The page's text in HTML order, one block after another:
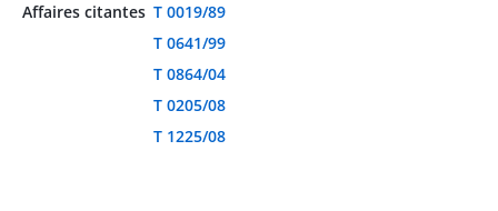
Affaires citantes T 0019/89
T 0641/99
T 0864/04
T 0205/08
T 1225/08